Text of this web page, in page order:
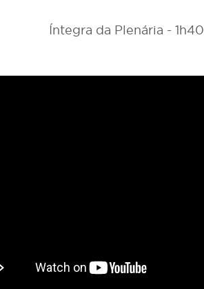
Íntegra da Plenária - 1h40